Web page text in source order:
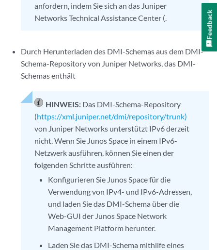
anfordern, indem Sie sich an das Juniper
Networks Technical Assistance Center (.
Durch Herunterladen des DMI-Schemas aus dem DMI-
Schema-Repository von Juniper Networks, das DMI-
Schemas enthält
HINWEIS: Das DMI-Schema-Repository
(https://xml.juniper.net/dmi/repository/trunk)
von Juniper Networks unterstützt IPv6 derzeit
nicht. Wenn Sie Junos Space in einem IPv6-
Netzwerk ausführen, können Sie einen der
folgenden Schritte ausführen:
Konfigurieren Sie Junos Space für die
Verwendung von IPv4- und IPv6-Adressen,
und laden Sie das DMI-Schema über die
Web-GUI der Junos Space Network
Management Platform herunter.
Laden Sie das DMI-Schema mithilfe eines
Feedback